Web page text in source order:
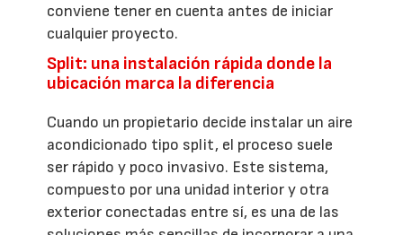
conviene tener en cuenta antes de iniciar
cualquier proyecto.
Split: una instalación rápida donde la
ubicación marca la diferencia
Cuando un propietario decide instalar un aire
acondicionado tipo split, el proceso suele
ser rápido y poco invasivo. Este sistema,
compuesto por una unidad interior y otra
exterior conectadas entre sí, es una de las